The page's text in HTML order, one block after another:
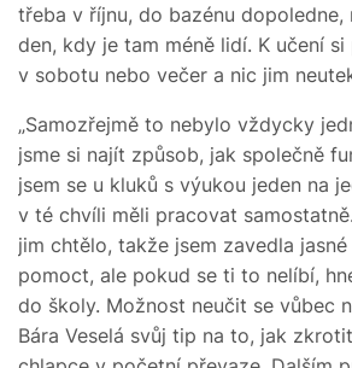
třeba v říjnu, do bazénu dopoledne,
den, kdy je tam méně lidí. K učení
v sobotu nebo večer a nic jim
„Samozřejmě to nebylo vždycky
jsme si najít způsob, jak společně
jsem se u kluků s výukou jeden na
v té chvíli měli pracovat
jim chtělo, takže jsem zavedla
pomoct, ale pokud se ti to nelíbí,
do školy. Možnost neučit se vůbec
Bára Veselá svůj tip na to, jak